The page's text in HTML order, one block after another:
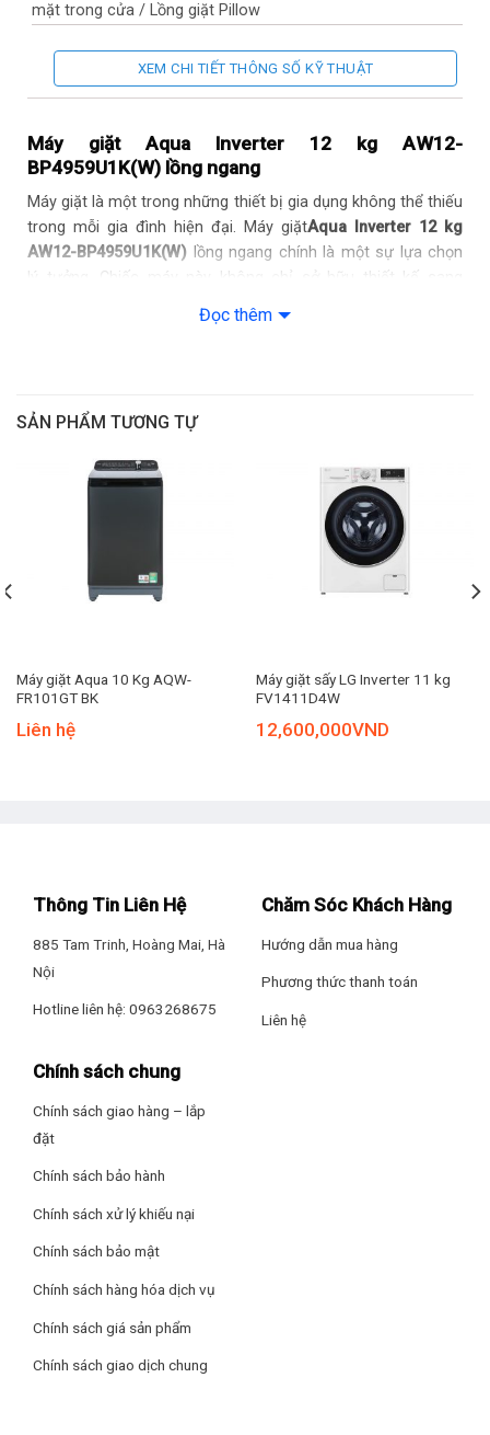
mặt trong cửa / Lồng giặt Pillow
Tiện ích:
Lưu chương trình yêu thích / Khóa trẻ em / Hẹn giờ
giặt/ /Giặt nhanh 15 phút / Giặt hơi nước / Kết nối Wifi qua ứng
Chất liệu lồng giặt:Thép không gỉ
Chất liệu vỏ máy:Kim loại sơn tĩnh điện
Chất liệu nắp máy:Kính chịu lực
Song ngữ Anh – Việt có núm xoay, cảm ứng
Kích thước: Cao 85 cm – Ngang 59.5 cm – Sâu 56 cm
Trọng lượng:Nặng 64.5 kg
Giặt nước nóng:Có
Màu sắc:Trắng
XEM CHI TIẾT THÔNG SỐ KỸ THUẬT
Máy giặt Aqua Inverter 12 kg AW12-
BP4959U1K(W) lồng ngang
Máy giặt là một trong những thiết bị gia dụng không thể thiếu
trong mỗi gia đình hiện đại. Máy giặtAqua Inverter 12 kg
AW12-BP4959U1K(W) lồng ngang chính là một sự lựa chọn
lý tưởng. Chiếc máy này không chỉ sở hữu thiết kế sang
nghệ tiên tiến, giúp tiết kiệm điện, nước và mang lại hiệu quả
Máy giặt Aqua Inverter 12 kg AW12-BP4959U1K(W) gây ấn
tượng ngay từ cái nhìn đầu tiên với thiết kếmáy giặt lồng
ngang
màu trắng của máy dễ dàng hòa hợp với nhiều không gian
nội thất khác nhau, từ phòng giặt nhỏ gọn đến các căn hộ
trọng, nhã nhặn.
Đọc thêm
SẢN PHẨM TƯƠNG TỰ
Máy giặt Aqua 10 Kg AQW-
FR101GT BK
Liên hệ
Máy giặt sấy LG Inverter 11 kg
FV1411D4W
12,600,000VND
Thông Tin Liên Hệ
885 Tam Trinh, Hoàng Mai, Hà
Nội
Hotline liên hệ: 0963268675
Chăm Sóc Khách Hàng
Hướng dẫn mua hàng
Phương thức thanh toán
Liên hệ
Chính sách chung
Chính sách giao hàng – lắp
đặt
Chính sách bảo hành
Chính sách xử lý khiếu nại
Chính sách bảo mật
Chính sách hàng hóa dịch vụ
Chính sách giá sản phẩm
Chính sách giao dịch chung